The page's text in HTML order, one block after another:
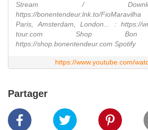
Stream /
https://bonentendeur.lnk.to/
Paris, Amsterdam, London... : https://
tour.com Shop Bon
https://shop.bonentendeur.com Spotify
https://www.youtube.com/
Partager